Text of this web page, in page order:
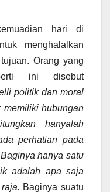
hari di
menghalalkan
Orang yang
ini disebut
politik dan moral
hubungan
hanyalah
perhatian pada
hanya satu
adalah apa saja
Baginya suatu